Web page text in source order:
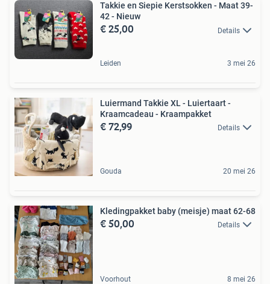
Takkie en Siepie Kerstsokken - Maat 39-
42 - Nieuw
€ 25,00 Details
Leiden 3 mei 26
Luiermand Takkie XL - Luiertaart -
Kraamcadeau - Kraampakket
€ 72,99 Details
Gouda 20 mei 26
Kledingpakket baby (meisje) maat 62-68
€ 50,00 Details
Voorhout 8 mei 26